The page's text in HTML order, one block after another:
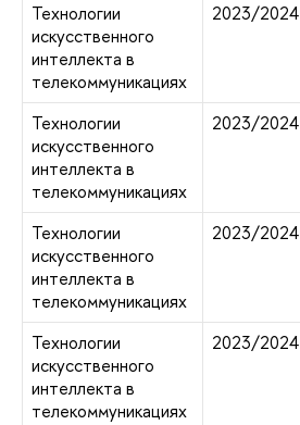
Технологии
искусственного
интеллекта в
телекоммуникациях
2023/2024
Технологии
искусственного
интеллекта в
телекоммуникациях
2023/2024
Технологии
искусственного
интеллекта в
телекоммуникациях
2023/2024
Технологии
искусственного
интеллекта в
телекоммуникациях
2023/2024